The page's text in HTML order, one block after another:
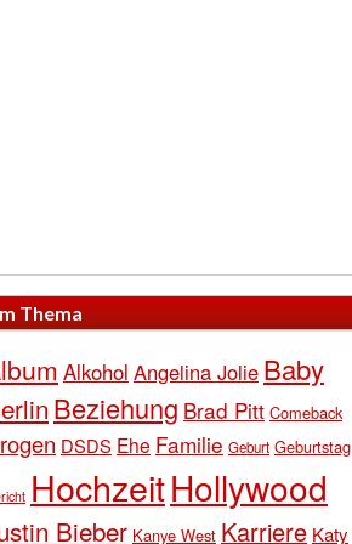
Thema
Alkohol Angelina Jolie Baby
Beziehung Brad Pitt Comeback
DSDS Ehe Familie Geburt Geburtstag
HochzeitHollywood
Bieber Kanye West Karriere Katy